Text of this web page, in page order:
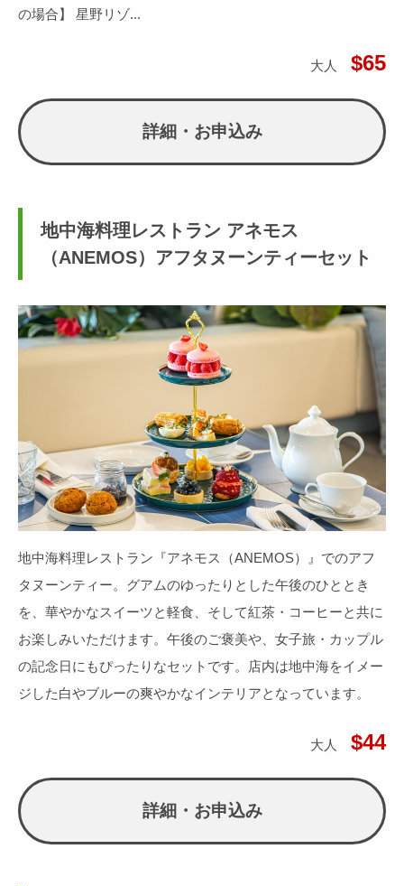
の場合】 星野リゾ...
大人 $65
詳細・お申込み
地中海料理レストラン アネモス
（ANEMOS）アフタヌーンティーセット
地中海料理レストラン『アネモス（ANEMOS）』でのアフ
タヌーンティー。グアムのゆったりとした午後のひととき
を、華やかなスイーツと軽食、そして紅茶・コーヒーと共に
お楽しみいただけます。午後のご褒美や、女子旅・カップル
の記念日にもぴったりなセットです。店内は地中海をイメー
ジした白やブルーの爽やかなインテリアとなっています。
大人 $44
詳細・お申込み